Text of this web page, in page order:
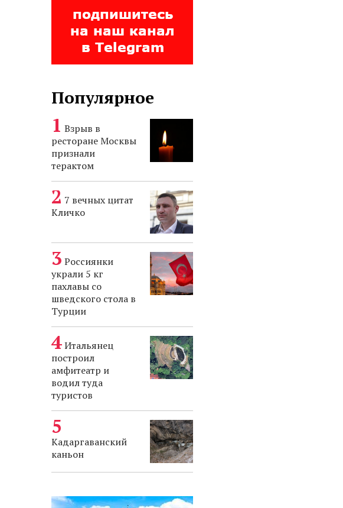
Популярное
Взрыв в
ресторане Москвы
признали
терактом
7 вечных цитат
Кличко
Россиянки
украли 5 кг
пахлавы со
шведского стола в
Турции
Итальянец
построил
амфитеатр и
водил туда
туристов
Кадаргаванский
каньон